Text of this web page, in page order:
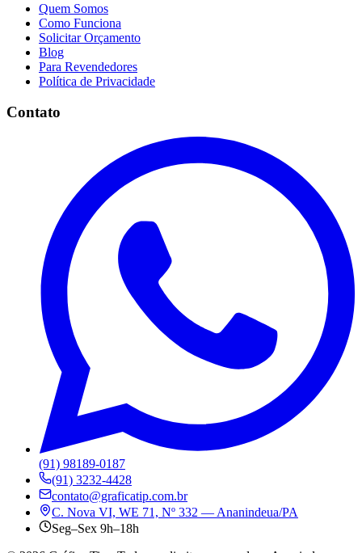
Quem Somos
Como Funciona
Solicitar Orçamento
Blog
Para Revendedores
Política de Privacidade
Contato
(91) 98189-0187
(91) 3232-4428
contato@graficatip.com.br
C. Nova VI, WE 71, Nº 332 — Ananindeua/PA
Seg–Sex 9h–18h